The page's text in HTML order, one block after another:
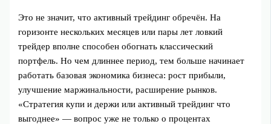
Это не значит, что активный трейдинг обречён. На
горизонте нескольких месяцев или пары лет ловкий
трейдер вполне способен обогнать классический
портфель. Но чем длиннее период, тем больше начинает
работать базовая экономика бизнеса: рост прибыли,
улучшение маржинальности, расширение рынков.
«Стратегия купи и держи или активный трейдинг что
выгоднее» — вопрос уже не только о процентах